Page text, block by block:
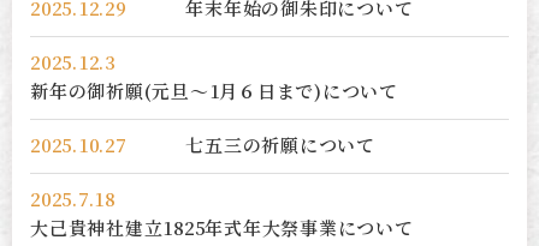
2025.12.29 年末年始の御朱印について
2025.12.3
新年の御祈願(元旦～1月６日まで)について
2025.10.27 七五三の祈願について
2025.7.18
大己貴神社建立1825年式年大祭事業について